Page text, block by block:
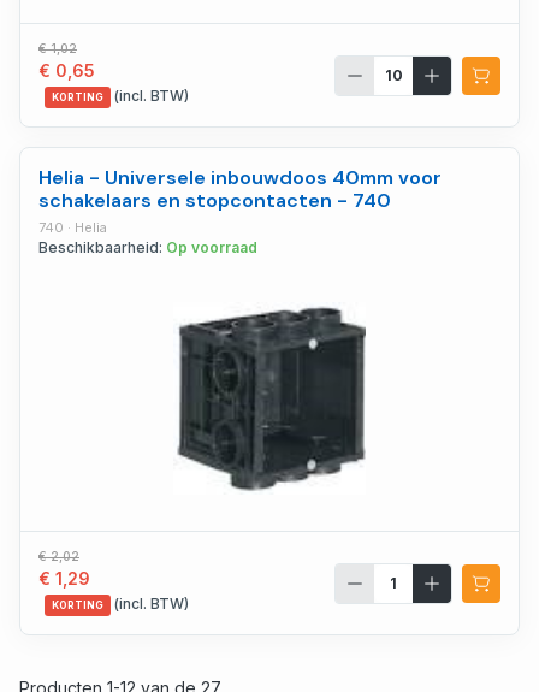
€ 1,02
€ 0,65
KORTING (incl. BTW)
Helia - Universele inbouwdoos 40mm voor
schakelaars en stopcontacten - 740
740 · Helia
Beschikbaarheid: Op voorraad
€ 2,02
€ 1,29
KORTING (incl. BTW)
Producten 1-12 van de 27